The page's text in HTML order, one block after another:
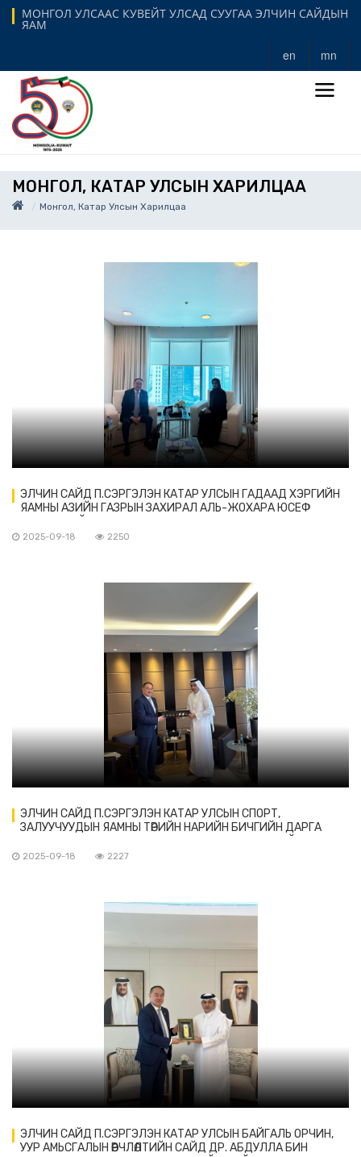
МОНГОЛ УЛСААС КУВЕЙТ УЛСАД СУУГАА ЭЛЧИН САЙДЫН
ЯАМ
en mn
МОНГОЛ, КАТАР УЛСЫН ХАРИЛЦАА
Монгол, Катар Улсын Харилцаа
ЭЛЧИН САЙД П.СЭРГЭЛЭН КАТАР УЛСЫН ГАДААД ХЭРГИЙН
ЯАМНЫ АЗИЙН ГАЗРЫН ЗАХИРАЛ АЛЬ-ЖОХАРА ЮСЕФ
2025-09-18 2250
ЭЛЧИН САЙД П.СЭРГЭЛЭН КАТАР УЛСЫН СПОРТ,
ЗАЛУУЧУУДЫН ЯАМНЫ ТӨРИЙН НАРИЙН БИЧГИЙН ДАРГА
2025-09-18 2227
ЭЛЧИН САЙД П.СЭРГЭЛЭН КАТАР УЛСЫН БАЙГАЛЬ ОРЧИН,
УУР АМЬСГАЛЫН ӨӨРЧЛӨЛТИЙН САЙД ДР. АБДУЛЛА БИН